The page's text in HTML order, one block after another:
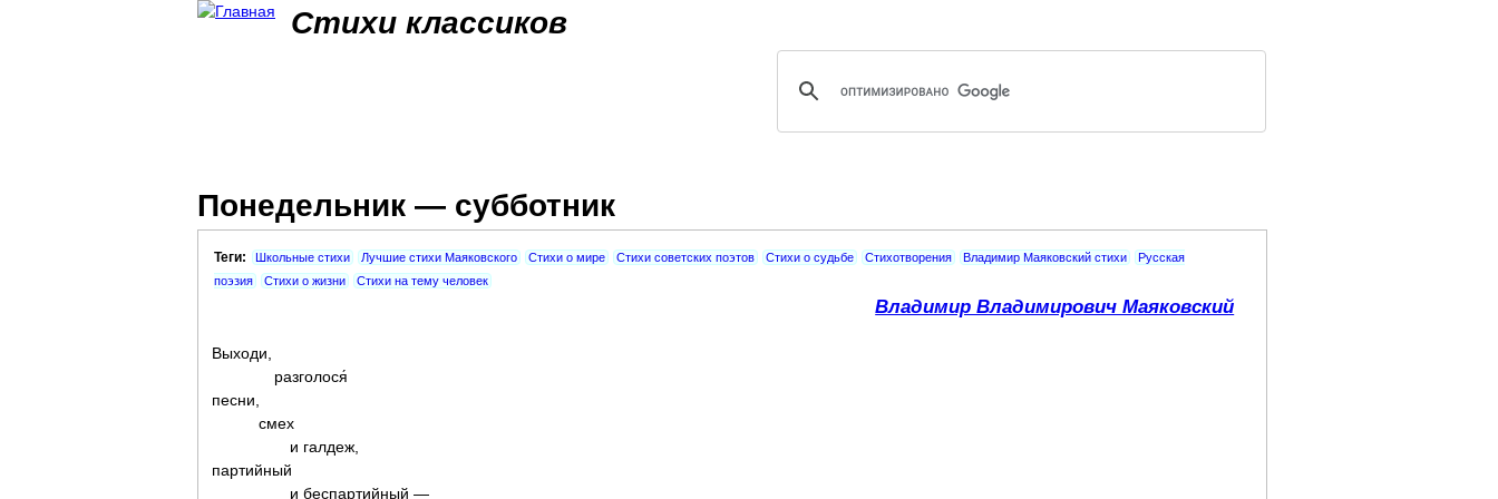
Стихи классиков
Понедельник — субботник
Теги: Школьные стихи Лучшие стихи Маяковского Стихи о мире Стихи советских поэтов Стихи о судьбе Стихотворения Владимир Маяковский стихи
Русская
поэзия
Стихи о жизни Стихи на тему человек
Владимир Владимирович Маяковский
Выходи,
разголося́
песни,
смех
и галдеж,
партийный
и беспартийный —